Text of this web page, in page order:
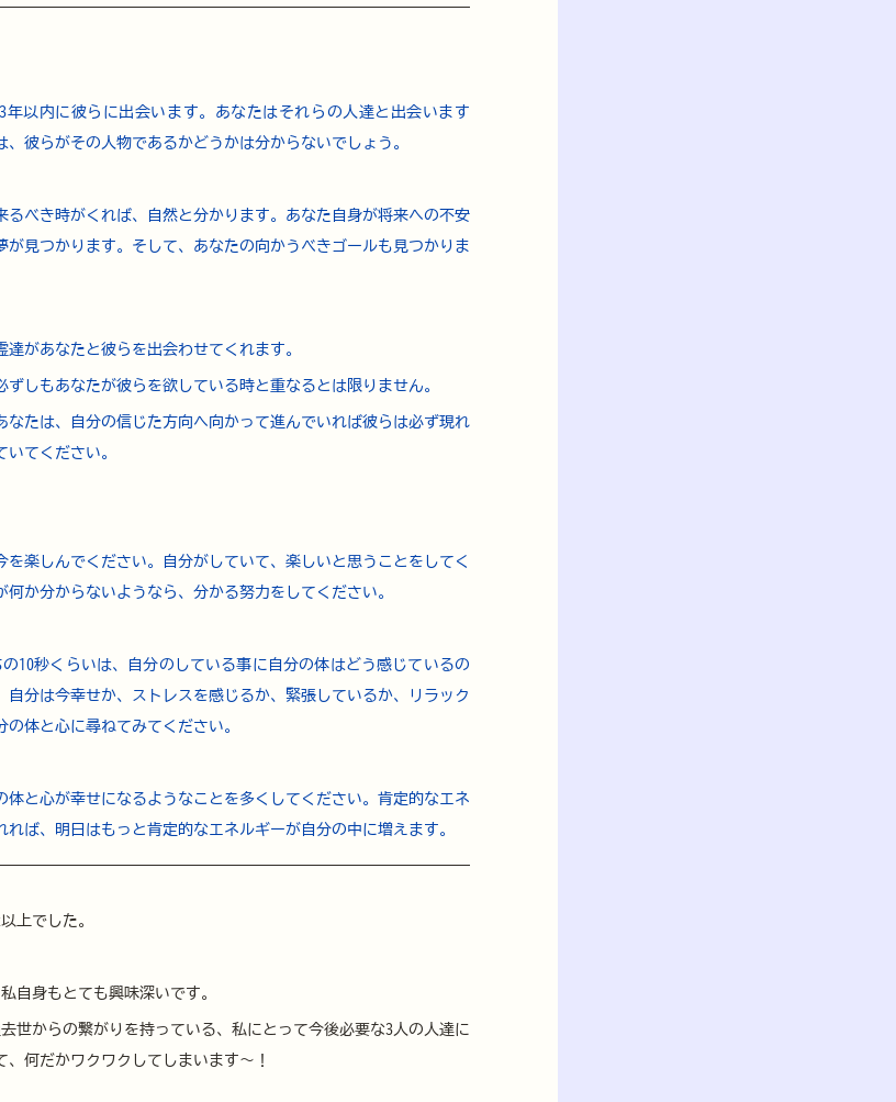
年以内に彼らに出会います。あなたはそれらの人達と出会います
、彼らがその人物であるかどうかは分からないでしょう。
るべき時がくれば、自然と分かります。あなた自身が将来への不安
が見つかります。そして、あなたの向かうべきゴールも見つかりま
達があなたと彼らを出会わせてくれます。
ずしもあなたが彼らを欲している時と重なるとは限りません。
なたは、自分の信じた方向へ向かって進んでいれば彼らは必ず現れ
いてください。
を楽しんでください。自分がしていて、楽しいと思うことをしてく
何か分からないようなら、分かる努力をしてください。
10秒くらいは、自分のしている事に自分の体はどう感じているの
自分は今幸せか、ストレスを感じるか、緊張しているか、リラック
の体と心に尋ねてみてください。
体と心が幸せになるようなことを多くしてください。​肯定的なエネ
れば、明日はもっと肯定的なエネルギーが自分の中に増えます。
上でした。
自身もとても興味深いです。
世からの繋がりを持っている、私にとって今後必要な3人の人達に
、何だかワクワクしてしまいます～！